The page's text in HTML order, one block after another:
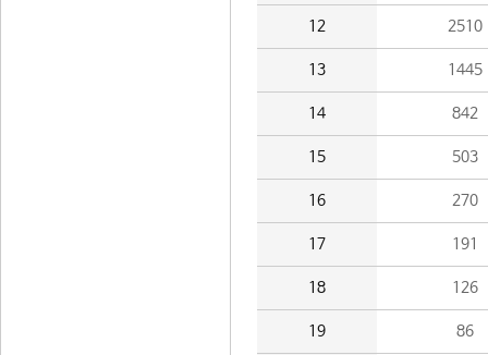
12 2510
13 1445
14 842
15 503
16 270
17 191
18 126
19 86